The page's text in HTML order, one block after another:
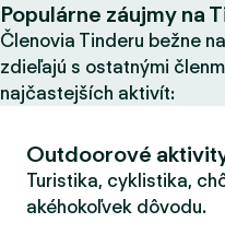
Populárne záujmy na
Členovia Tinderu bežne
zdieľajú s ostatnými
najčastejších aktivít:
Outdoorové
Turistika, cyklistika,
akéhokoľvek dôvodu.